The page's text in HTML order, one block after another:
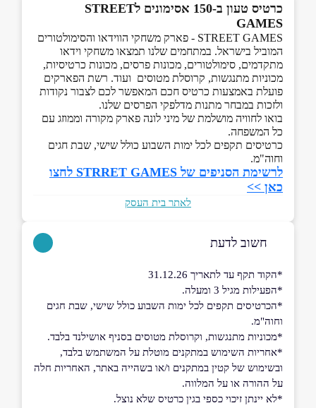
כרטיס טעון ב-150 אסימונים לSTREET
GAMES
STREET GAMES - פארק משחקי הווידאו והסימולטורים
המוביל בישראל. במתחמים שלנו תמצאו משחקי וידאו
מתקדמים, סימולטורים, מכונות פרסים, מכונות כרטיסיות,
מכוניות מתנגשות, קרוסלת מטוסים ועוד. רשת הפארקים
פועלת באמצעות כרטיס חכם המאפשר לכם לצבור נקודות
ולזכות במבחר מתנות מדלפקי הפרסים שלנו.
בואו לחוויה מושלמת של מיני לונה פארק מקורה וממוזג עם
כל המשפחה.
כרטיסים תקפים לכל ימות השבוע כולל שישי, שבת חגים
וחוה"מ.
לרשימת הסניפים של STRRET GAMES לחצו
כאן >>
לאתר בית העסק
חשוב לדעת
*הקוד תקף עד לתאריך 31.12.26
*הפעילות מגיל 3 ומעלה.
*הכרטיסים תקפים לכל ימות השבוע כולל שישי, שבת חגים
וחוה"מ.
*מכוניות מתנגשות, וקרוסלת מטוסים בסניף אושילנד בלבד.
*אחריות השימוש במתקנים מוטלת על המשתמש בלבד,
ובשימוש של קטין במתקנים ו/או בשהייה באתר, האחריות חלה
על ההורה או על המלווה.
*לא יינתן זיכוי כספי בגין כרטיס שלא נוצל.